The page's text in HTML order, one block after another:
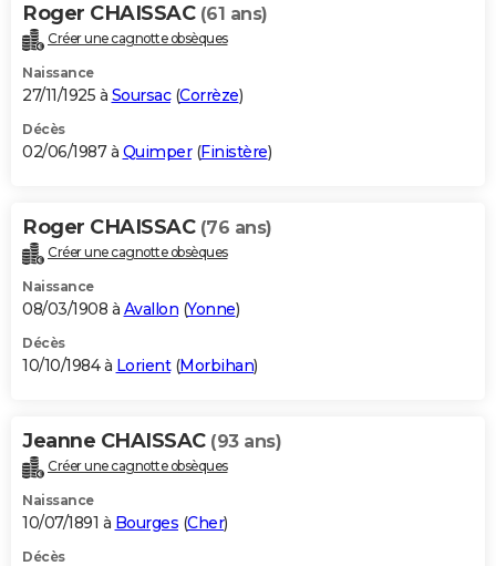
Roger CHAISSAC (61 ans)
Créer une cagnotte obsèques
Naissance
27/11/1925 à Soursac(Corrèze)
Décès
02/06/1987 à Quimper(Finistère)
Roger CHAISSAC (76 ans)
Créer une cagnotte obsèques
Naissance
08/03/1908 à Avallon (Yonne)
Décès
10/10/1984 à Lorient(Morbihan)
Jeanne CHAISSAC (93 ans)
Créer une cagnotte obsèques
Naissance
10/07/1891 à Bourges (Cher)
Décès